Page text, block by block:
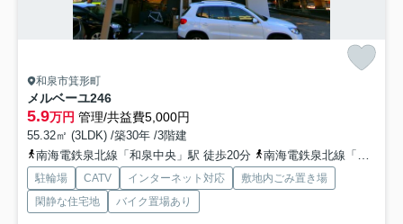
和泉市箕形町
メルベーユ246
5.9万円 管理/共益費5,000円
55.32㎡ (3LDK) /築30年 /3階建
南海電鉄泉北線「和泉中央」駅 徒歩20分
南海電鉄泉北線「光明池」駅 徒歩50分
駐輪場 CATV インターネット対応
敷地内ごみ置き場
閑静な住宅地
バイク置場あり